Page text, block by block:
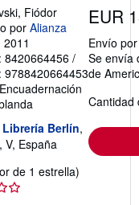
Fiódor
por Alianza
2011
8420664456 /
9788420664453
Encuadernación
Librería Berlín,
V, España
de 1 estrella)
EUR
Envío
Se envía
de
Cantidad